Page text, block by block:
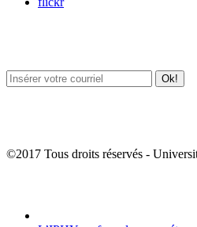
©2017 Tous droits réservés -